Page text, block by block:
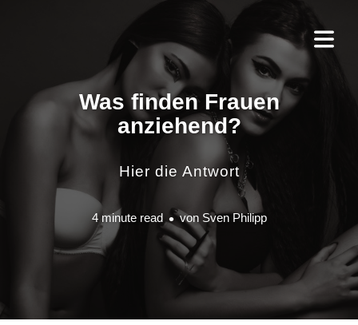
Was finden Frauen
anziehend?
Hier die Antwort
4 minute read von Sven Philipp